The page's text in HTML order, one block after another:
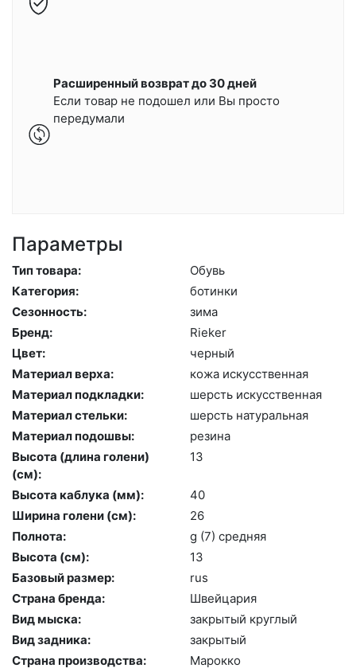
Расширенный возврат до 30 дней
Если товар не подошел или Вы просто
передумали
Параметры
Тип товара:
Обувь
Категория:
бо­тин­ки
Сезонность:
зи­ма
Бренд:
Ri­eker
Цвет:
чер­ный
Материал верха:
ко­жа ис­кусс­твен­ная
Материал подкладки:
шерсть ис­кусс­твен­ная
Материал стельки:
шерсть на­тураль­ная
Материал подошвы:
ре­зина
Высота (длина голени)
(cм):
13
Высота каблука (мм):
40
Ширина голени (см):
26
Полнота:
g (7) сред­няя
Высота (cм):
13
Базовый размер:
rus
Страна бренда:
Швей­ца­рия
Вид мыска:
зак­ры­тый круг­лый
Вид задника:
зак­ры­тый
Страна производства:
Ма­рок­ко